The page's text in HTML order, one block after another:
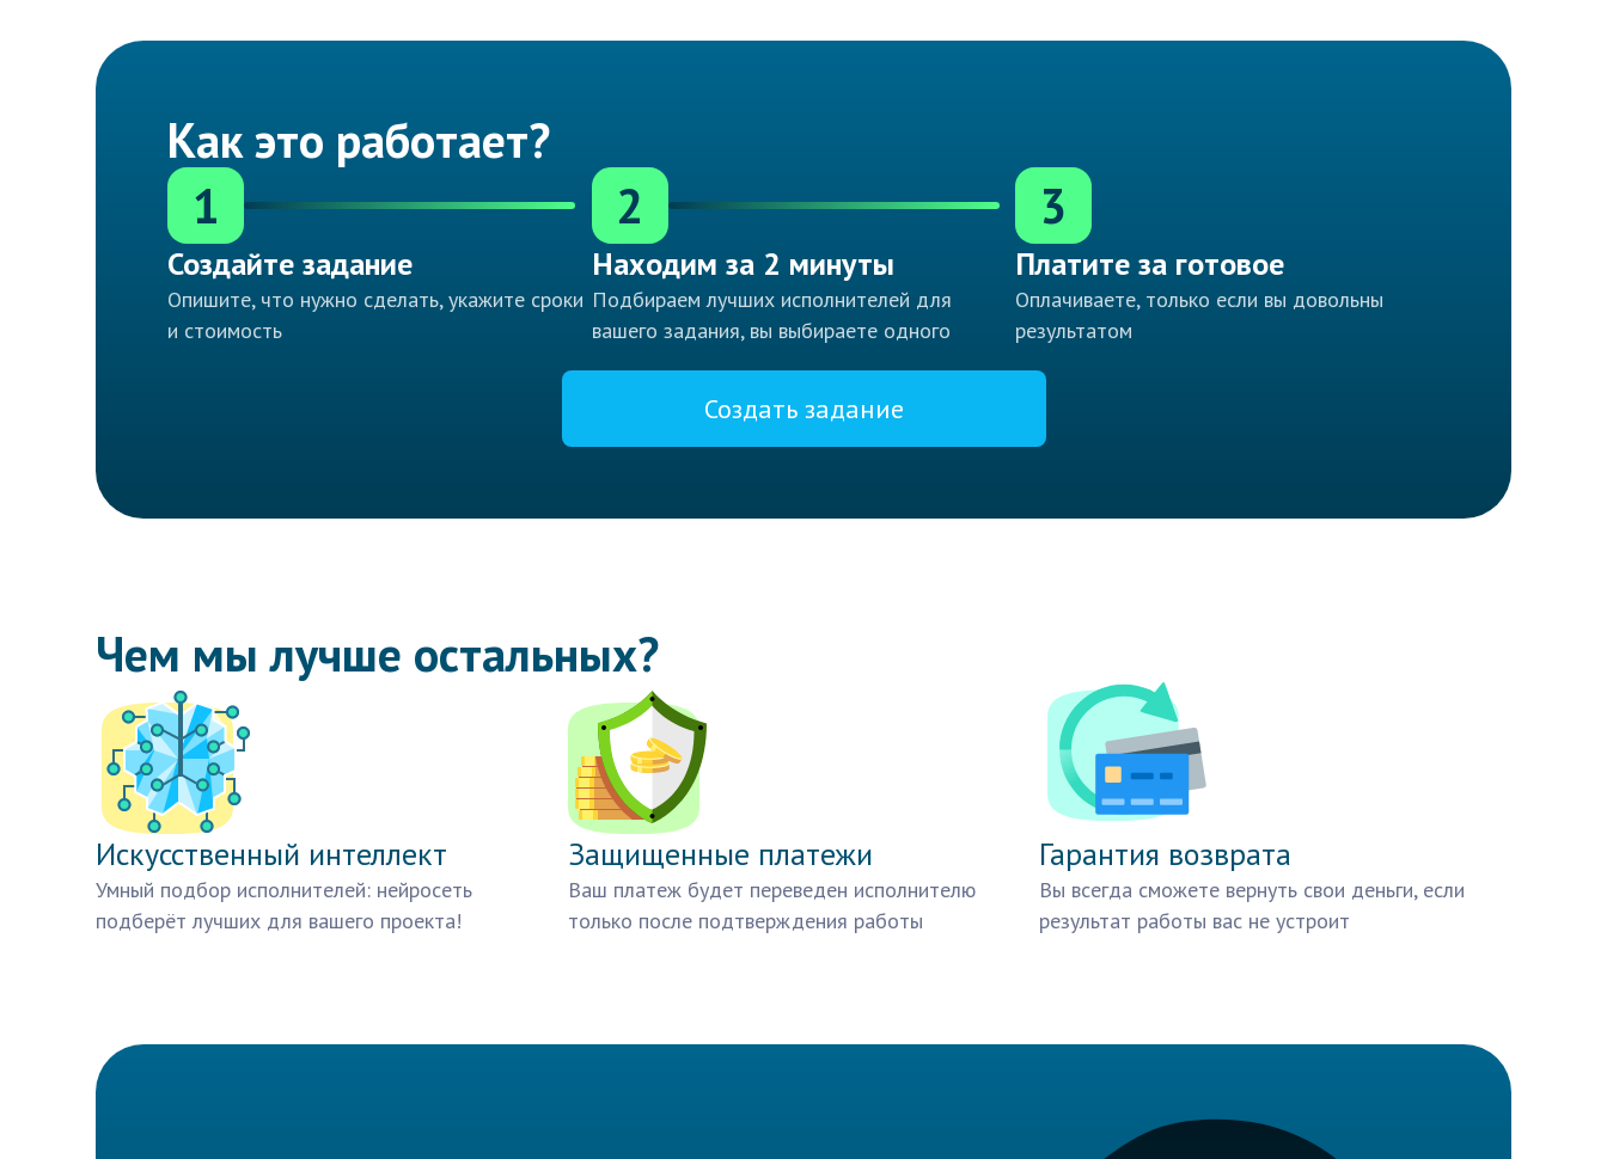
Как это работает?
1
Создайте задание
Опишите, что нужно сделать, укажите сроки
и стоимость
2
Находим за 2 минуты
Подбираем лучших исполнителей для
вашего задания, вы выбираете одного
3
Платите за готовое
Оплачиваете, только если вы довольны
результатом
Создать задание
Чем мы лучше остальных?
Искусственный интеллект
Умный подбор исполнителей: нейросеть
подберёт лучших для вашего проекта!
Защищенные платежи
Ваш платеж будет переведен исполнителю
только после подтверждения работы
Гарантия возврата
Вы всегда сможете вернуть свои деньги, если
результат работы вас не устроит